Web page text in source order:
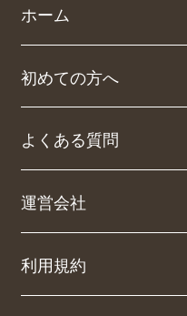
ホーム
初めての方へ
よくある質問
運営会社
利用規約